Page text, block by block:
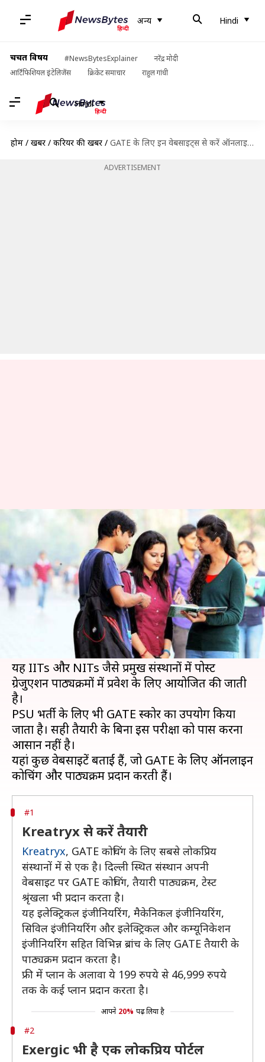
अन्य Hindi
चर्चित विषय #NewsBytesExplainer
नरेंद्र मोदी
आर्टिफिशियल इंटेलिजेंस
क्रिकेट समाचार राहुल गांधी
Hindi
होम / खबरें / करियर की खबरें / GATE के लिए इन वेबसाइट्स से करें ऑनलाइन कोर्स और कोचिंग
ADVERTISEMENT
GATE के लिए इन वेबसाइट्स से करें
ऑनलाइन कोर्स और कोचिंग
लेखन मोना दीक्षित Jul 23, 2019 03:40 pm
क्या है खबर?
इंजीनियरिंग में ग्रेजुएट एप्टीट्यूड टेस्ट (GATE) इंजीनियरिंग
से स्नातकों करने वालों के लिए सबसे अधिक कॉम्पिटिटिव
परीक्षाओं में से एक है।
यह IITs और NITs जैसे प्रमुख संस्थानों में पोस्ट
ग्रेजुएशन पाठ्यक्रमों में प्रवेश के लिए आयोजित की जाती
है।
PSU भर्ती के लिए भी GATE स्कोर का उपयोग किया
जाता है। सही तैयारी के बिना इस परीक्षा को पास करना
आसान नहीं है।
यहां कुछ वेबसाइटें बताईं हैं, जो GATE के लिए ऑनलाइन
#1
Kreatryx से करें तैयारी
Kreatryx, GATE कोचिंग के लिए सबसे लोकप्रिय
संस्थानों में से एक है। दिल्ली स्थित संस्थान अपनी
वेबसाइट पर GATE कोचिंग, तैयारी पाठ्यक्रम, टेस्ट
श्रृंखला भी प्रदान करता है।
यह इलेक्ट्रिकल इंजीनियरिंग, मैकेनिकल इंजीनियरिंग,
सिविल इंजीनियरिंग और इलेक्ट्रिकल और कम्यूनिकेशन
इंजीनियरिंग सहित विभिन्न ब्रांच के लिए GATE तैयारी के
पाठ्यक्रम प्रदान करता है।
फ्री में प्लान के अलावा ये 199 रुपये से 46,999 रुपये
तक के कई प्लान प्रदान करता है।
आपने 20% पढ़ लिया है
#2
Exergic भी है एक लोकप्रिय पोर्टल